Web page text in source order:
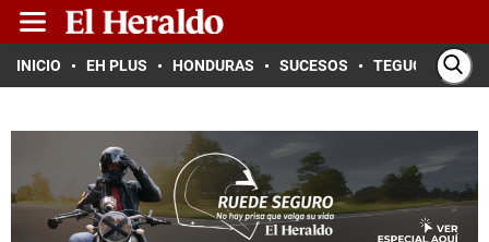
INICIO EH PLUS HONDURAS SUCESOS TEGUCIGALPA